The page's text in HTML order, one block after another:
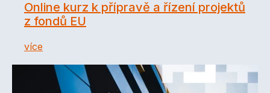
Online kurz k přípravě a řízení projektů
z fondů EU
více